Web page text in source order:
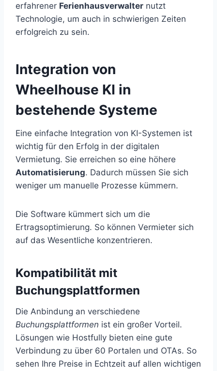
erfahrener Ferienhausverwalter nutzt
Technologie, um auch in schwierigen Zeiten
erfolgreich zu sein.
Integration von
Wheelhouse KI in
bestehende Systeme
Eine einfache Integration von KI-Systemen ist
wichtig für den Erfolg in der digitalen
Vermietung. Sie erreichen so eine höhere
Automatisierung. Dadurch müssen Sie sich
weniger um manuelle Prozesse kümmern.
Die Software kümmert sich um die
Ertragsoptimierung. So können Vermieter sich
auf das Wesentliche konzentrieren.
Kompatibilität mit
Buchungsplattformen
Die Anbindung an verschiedene
Buchungsplattformen ist ein großer Vorteil.
Lösungen wie Hostfully bieten eine gute
Verbindung zu über 60 Portalen und OTAs. So
sehen Ihre Preise in Echtzeit auf allen wichtigen